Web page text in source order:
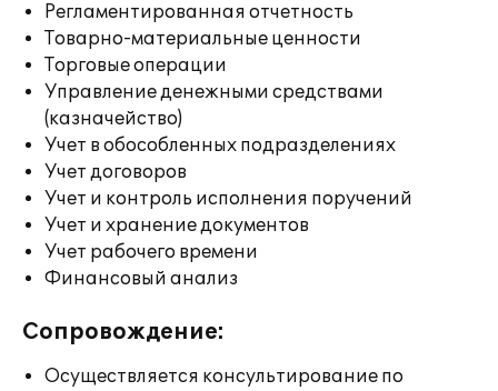
Регламентированная отчетность
Товарно-материальные ценности
Торговые операции
Управление денежными средствами
(казначейство)
Учет в обособленных подразделениях
Учет договоров
Учет и контроль исполнения поручений
Учет и хранение документов
Учет рабочего времени
Финансовый анализ
Сопровождение:
Осуществляется консультирование по